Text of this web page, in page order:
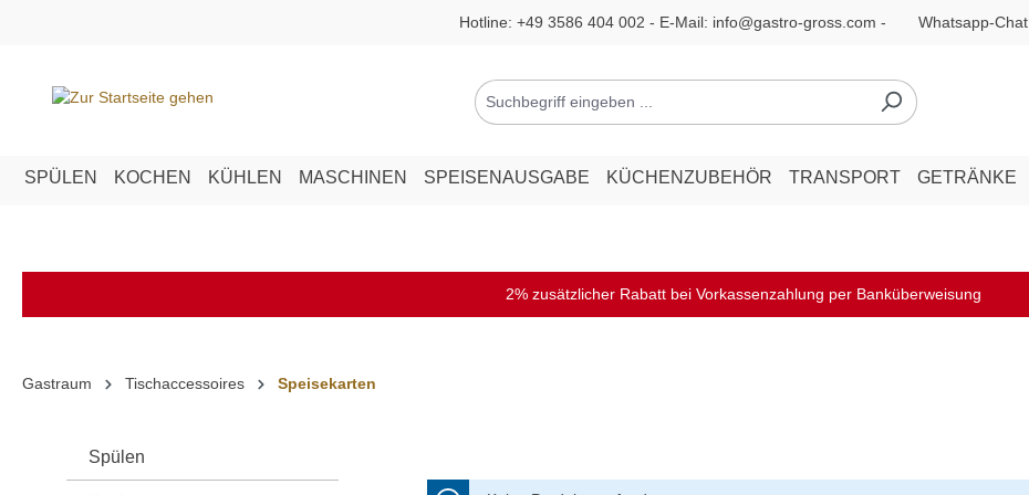
Hotline: +49 3586 404 002 - E-Mail: info@gastro-gross.com - Whatsapp-Chat
SPÜLEN KOCHEN KÜHLEN MASCHINEN SPEISENAUSGABE KÜCHENZUBEHÖR TRANSPORT GETRÄNKE
2% zusätzlicher Rabatt bei Vorkassenzahlung per Banküberweisung
Gastraum Tischaccessoires Speisekarten
Spülen